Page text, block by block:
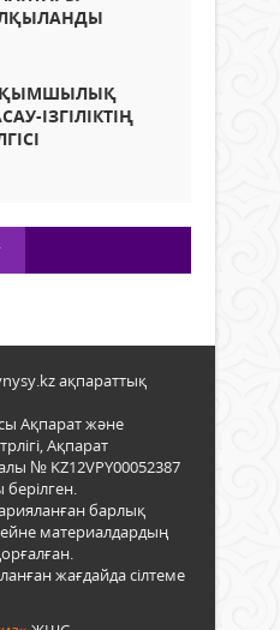
ІЗГІЛІКТІҢ
ақпараттық
Ақпарат және
Ақпарат
№ KZ12VPY00052387
берілген.
барлық
материалдардың
жағдайда сілтеме